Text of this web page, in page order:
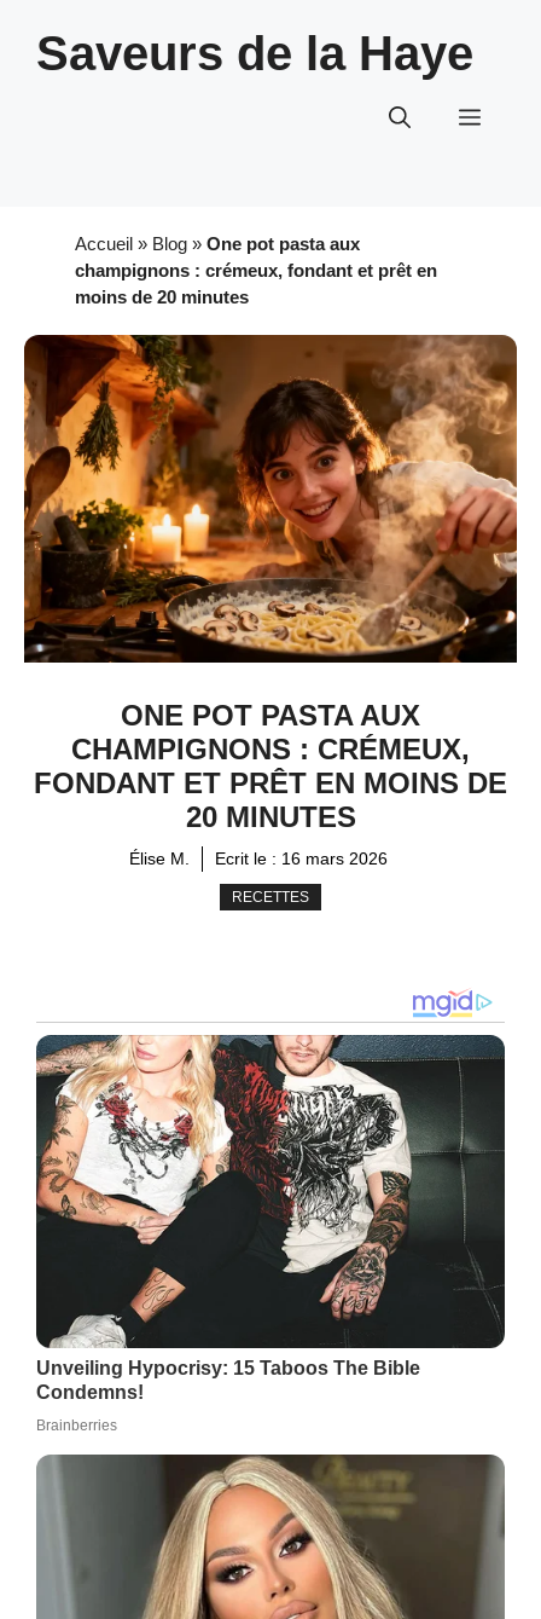
contenuSaveurs de la Haye
Menu
Accueil » Blog »One pot pasta aux
champignons : crémeux, fondant et prêt en
moins de 20 minutes
ONE POT PASTA AUX
CHAMPIGNONS : CRÉMEUX,
FONDANT ET PRÊT EN MOINS DE
20 MINUTES
Élise M. Ecrit le : 16 mars 2026
RECETTES